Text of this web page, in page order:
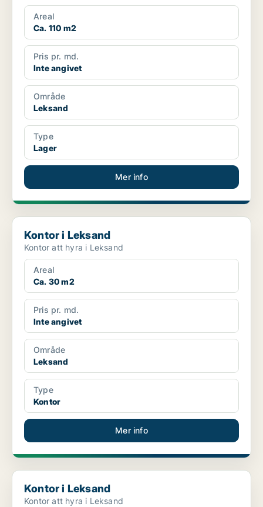
Areal
Ca. 110 m2
Pris pr. md.
Inte angivet
Område
Leksand
Type
Lager
Mer info
Kontor i Leksand
Kontor i Leksand
Kontor att hyra i Leksand
Areal
Ca. 30 m2
Pris pr. md.
Inte angivet
Område
Leksand
Type
Kontor
Mer info
Kontor i Leksand
Kontor i Leksand
Kontor att hyra i Leksand